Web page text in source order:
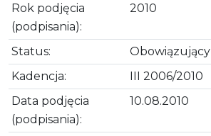
Rok podjęcia
(podpisania):
2010
Status:
Obowiązujący
Kadencja:
III 2006/2010
Data podjęcia
(podpisania):
10.08.2010